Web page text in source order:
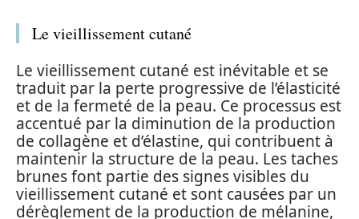
Le vieillissement cutané
Le vieillissement cutané est inévitable et se
traduit par la perte progressive de l’élasticité
et de la fermeté de la peau. Ce processus est
accentué par la diminution de la production
de collagène et d’élastine, qui contribuent à
maintenir la structure de la peau. Les taches
brunes font partie des signes visibles du
vieillissement cutané et sont causées par un
dérèglement de la production de mélanine,